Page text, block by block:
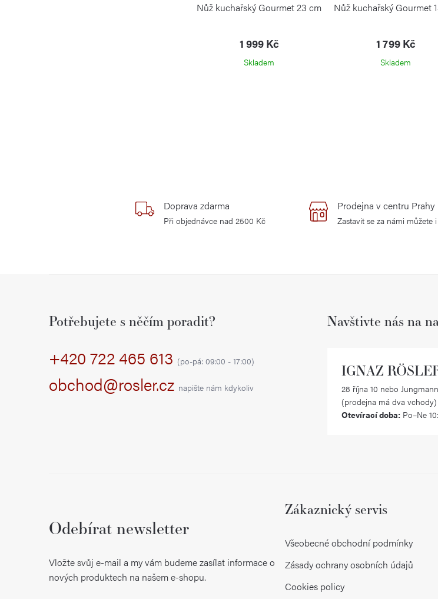
Nůž kuchařský Gourmet 23 cm
1 999 Kč
Skladem
Nůž kuchařský Gourmet
1 799 Kč
Skladem
Doprava zdarma
Při objednávce nad 2500 Kč
Prodejna v centru Prahy
Zastavit se za námi můžete
Potřebujete s něčím poradit?
+420 722 465 613 (po-pá: 09:00 - 17:00)
obchod@rosler.cz napište nám kdykoliv
Navštivte nás na
IGNAZ
28 října 10 nebo
(prodejna má dva vchody)
Otevírací doba: Po–Ne
Odebírat newsletter
Vložte svůj e-mail a my vám budeme zasílat informace o
nových produktech na našem e-shopu.
Zákaznický servis
Všeobecné obchodní podmínky
Zásady ochrany osobních údajů
Cookies policy